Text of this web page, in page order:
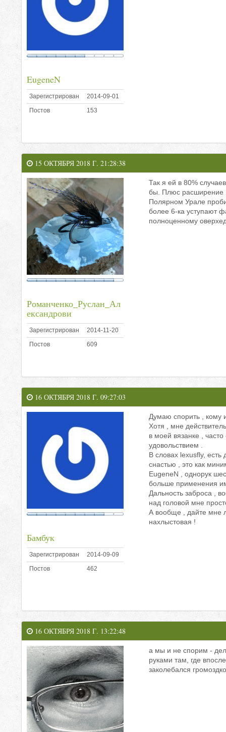
EugeneN
Зарегистрирован
2014-09-01
Постов
153
15 ОКТЯБРЯ 2018 Г. 21:28:38
Романченко_Руслан_Ал
ександрови
Зарегистрирован
2014-11-20
Постов
609
Так я ей в 80%
бы. Плюс расширение
Полярном Урале
более 6-ка уступают
полноценному
16 ОКТЯБРЯ 2018 Г. 09:27:03
Бамбук
Зарегистрирован
2014-09-09
Постов
462
Думаю спорить , кому
Хотя , мне
в моей вязанке ,
удовольствием .
В словах lexusfly,
снастью , это как
EugeneN , однорук
больше применения
Дальность заброса ,
над головой мне
А вообще , дайте мне
нахлыстовая !
16 ОКТЯБРЯ 2018 Г. 13:22:48
а мы и не спорим -
руками там, где
заколебался